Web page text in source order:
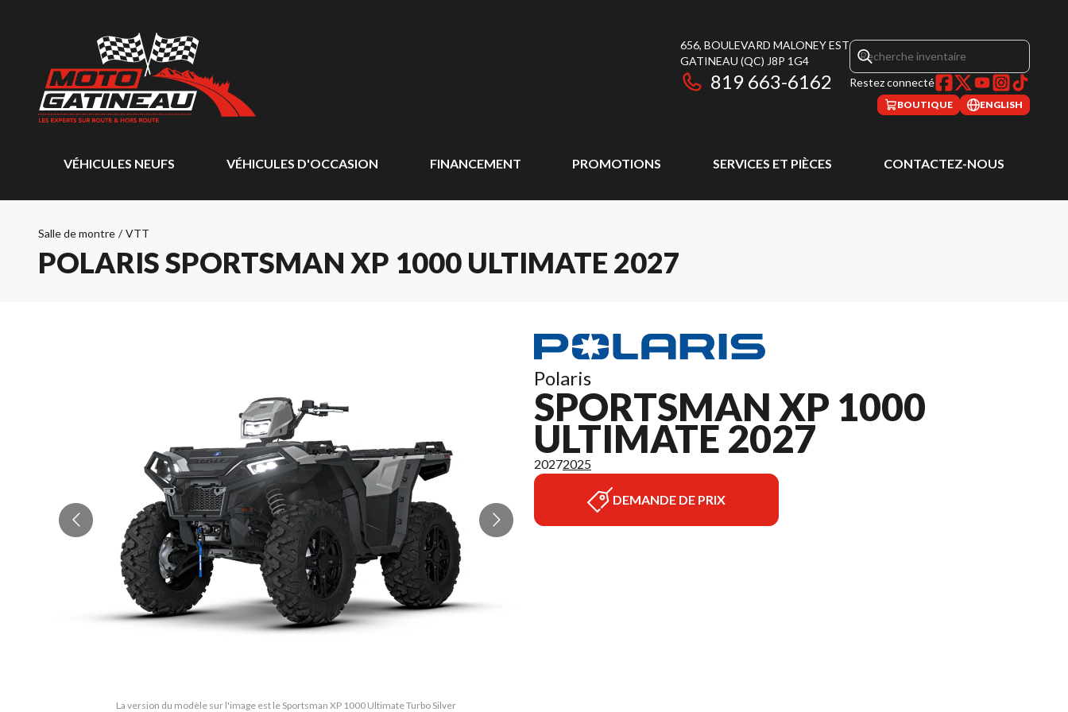
656, BOULEVARD MALONEY EST
GATINEAU (QC) J8P 1G4
819 663-6162 Restez connecté
BOUTIQUE ENGLISH
VÉHICULES NEUFS VÉHICULES D'OCCASION FINANCEMENT PROMOTIONS SERVICES ET PIÈCES CONTACTEZ-NOUS
Salle de montre / VTT
POLARIS SPORTSMAN XP 1000 ULTIMATE 2027
La version du modèle sur l'image est le Sportsman XP 1000 Ultimate Turbo Silver
Polaris
SPORTSMAN XP 1000
ULTIMATE 2027
20272025
DEMANDE DE PRIX